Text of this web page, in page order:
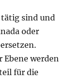
sind und
oder
werden
für die